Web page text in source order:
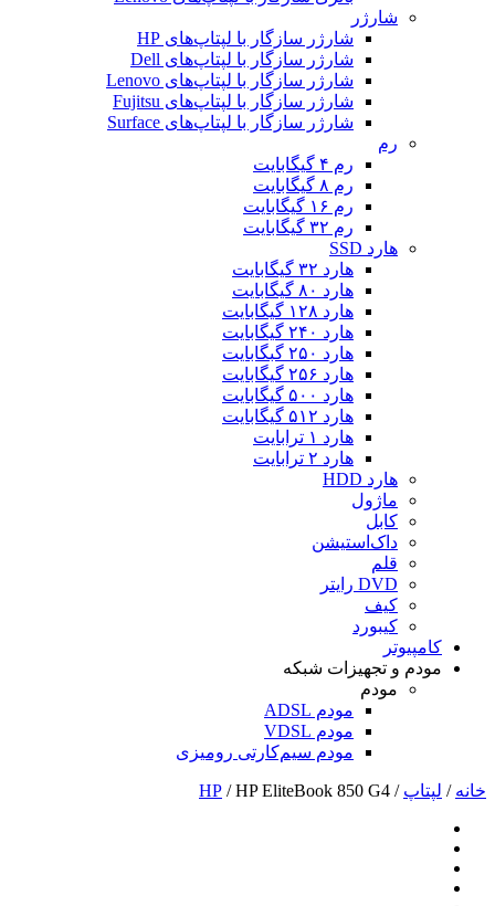
شارژر
شارژر سازگار با لپتاپ‌های HP
شارژر سازگار با لپتاپ‌های Dell
شارژر سازگار با لپتاپ‌های Lenovo
شارژر سازگار با لپتاپ‌های Fujitsu
شارژر سازگار با لپتاپ‌های Surface
رم
رم ۴ گیگابایت
رم ۸ گیگابایت
رم ۱۶ گیگابایت
رم ۳۲ گیگابایت
هارد SSD
هارد ۳۲ گیگابایت
هارد ۸۰ گیگابایت
هارد ۱۲۸ گیگابایت
هارد ۲۴۰ گیگابایت
هارد ۲۵۰ گبگابایت
هارد ۲۵۶ گیگابایت
هارد ۵۰۰ گیگابایت
هارد ۵۱۲ گیگابایت
هارد ۱ ترابایت
هارد ۲ ترابایت
هارد HDD
ماژول
کابل
داک‌استیشن
قلم
DVD رایتر
کیف
کیبورد
کامپیوتر
مودم و تجهیزات شبکه
مودم
مودم ADSL
مودم VDSL
مودم سیم‌کارتی رومیزی
خانه / لپتاپ /
HP / HP EliteBook 850 G4